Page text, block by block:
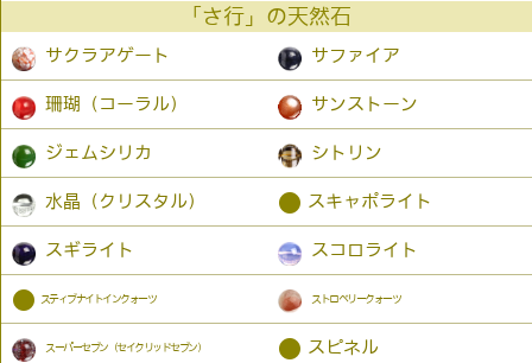
「さ行」の天然石
サクラアゲート サファイア
珊瑚（コーラル） サンストーン
ジェムシリカ シトリン
水晶（クリスタル） ● スキャポライト
スギライト スコロライト
● スティブナイトインクォーツ ストロベリークォーツ
スーパーセブン（セイクリッドセブン） ● スピネル